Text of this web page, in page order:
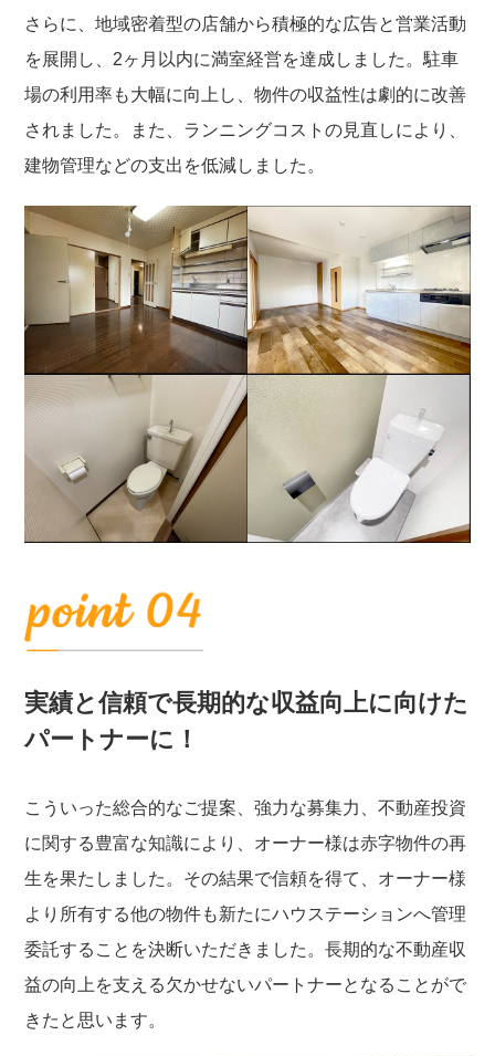
さらに、地域密着型の店舗から積極的な広告と営業活動
を展開し、2ヶ月以内に満室経営を達成しました。駐車
場の利用率も大幅に向上し、物件の収益性は劇的に改善
されました。また、ランニングコストの見直しにより、
建物管理などの支出を低減しました。
実績と信頼で長期的な収益向上に向けた
パートナーに！
こういった総合的なご提案、強力な募集力、不動産投資
に関する豊富な知識により、オーナー様は赤字物件の再
生を果たしました。その結果で信頼を得て、オーナー様
より所有する他の物件も新たにハウステーションへ管理
委託することを決断いただきました。長期的な不動産収
益の向上を支える欠かせないパートナーとなることがで
きたと思います。